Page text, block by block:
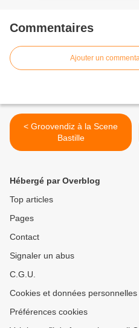
Commentaires
Ajouter un
< Groovendiz à la Scene
Bastille
Hébergé par Overblog
Top articles
Pages
Contact
Signaler un abus
C.G.U.
Cookies et données personnelles
Préférences cookies